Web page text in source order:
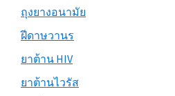
ถุงยางอนามัย
ฝีดาษวานร
ยาต้าน HIV
ยาต้านไวรัส